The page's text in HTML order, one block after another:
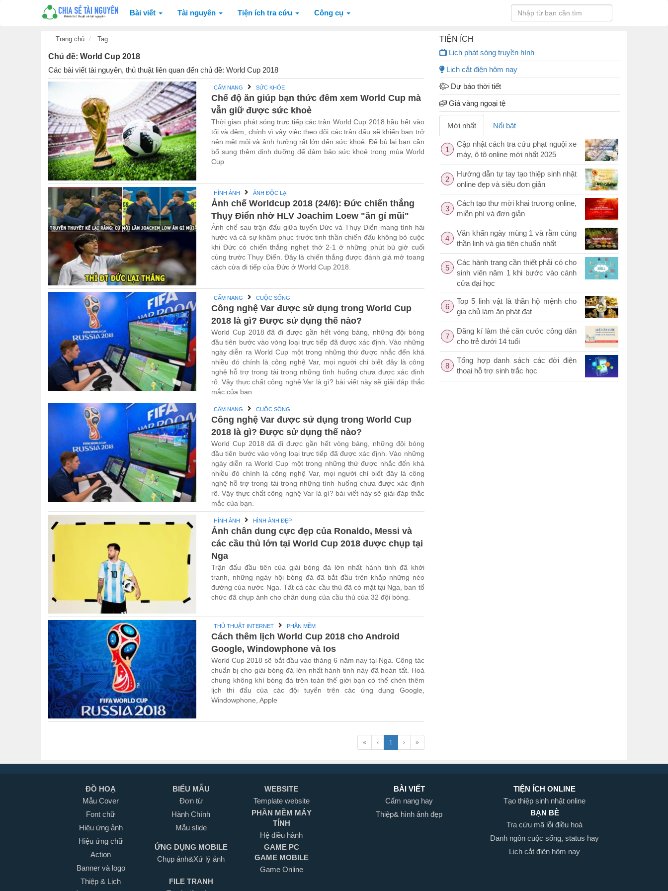
Bài viết Tài nguyên Tiện ích tra cứu Công cụ
Trang chủ Tag
Chủ đề: World Cup 2018
Các bài viết tài nguyên, thủ thuật liên quan đến chủ đề: World Cup 2018
CẨM NANG SỨC KHỎE
Chế độ ăn giúp bạn thức đêm xem World Cup mà
vẫn giữ được sức khoẻ
Thời gian phát sóng trực tiếp các trận World Cup 2018 hầu hết vào
tối và đêm, chính vì vậy việc theo dõi các trận đấu sẽ khiến bạn trở
nên mệt mỏi và ảnh hưởng rất lớn đến sức khoẻ. Để bù lại bạn cần
bổ sung thêm dinh dưỡng để đảm bảo sức khoẻ trong mùa World
Cup
HÌNH ẢNH ẢNH ĐỘC LẠ
Ảnh chế Worldcup 2018 (24/6): Đức chiến thắng
Thụy Điển nhờ HLV Joachim Loew "ăn gỉ mũi"
Ảnh chế sau trận đấu giữa tuyển Đức và Thụy Điển mang tính hài
hước và cả sự khâm phục trước tinh thần chiến đấu không bỏ cuộc
khi Đức có chiến thắng nghẹt thở 2-1 ở những phút bù giờ cuối
cùng trước Thụy Điển. Đây là chiến thắng được đánh giá mở toang
cách cửa đi tiếp của Đức ở World Cup 2018.
CẨM NANG CUỘC SỐNG
Công nghệ Var được sử dụng trong World Cup
2018 là gì? Được sử dụng thế nào?
World Cup 2018 đã đi được gần hết vòng bảng, những đội bóng
đầu tiên bước vào vòng loại trực tiếp đã được xác định. Vào những
ngày diễn ra World Cup một trong những thứ được nhắc đến khá
nhiều đó chính là công nghệ Var, mọi người chỉ biết đây là công
nghệ hỗ trợ trong tài trong những tình huống chưa được xác định
rõ. Vậy thực chất công nghệ Var là gì? bài viết này sẽ giải đáp thắc
mắc của bạn.
CẨM NANG CUỘC SỐNG
Công nghệ Var được sử dụng trong World Cup
2018 là gì? Được sử dụng thế nào?
World Cup 2018 đã đi được gần hết vòng bảng, những đội bóng
đầu tiên bước vào vòng loại trực tiếp đã được xác định. Vào những
ngày diễn ra World Cup một trong những thứ được nhắc đến khá
nhiều đó chính là công nghệ Var, mọi người chỉ biết đây là công
nghệ hỗ trợ trong tài trong những tình huống chưa được xác định
rõ. Vậy thực chất công nghệ Var là gì? bài viết này sẽ giải đáp thắc
mắc của bạn.
HÌNH ẢNH HÌNH ẢNH ĐẸP
Ảnh chân dung cực đẹp của Ronaldo, Messi và
các cầu thủ lớn tại World Cup 2018 được chụp tại
Nga
Trận đấu đầu tiên của giải bóng đá lớn nhất hành tinh đã khởi
tranh, những ngày hội bóng đá đã bắt đầu trên khắp những nẻo
đường của nước Nga. Tất cả các cầu thủ đã có mặt tại Nga, ban tổ
chức đã chụp ảnh cho chân dung của cầu thủ của 32 đội bóng.
THỦ THUẬT INTERNET PHẦN MỀM
Cách thêm lịch World Cup 2018 cho Android
Google, Windowphone và Ios
World Cup 2018 sẽ bắt đầu vào tháng 6 năm nay tại Nga. Công tác
chuẩn bị cho giải bóng đá lớn nhất hành tinh này đã hoàn tất. Hoà
chung không khí bóng đá trên toàn thế giới bạn có thể chèn thêm
lịch thi đấu của các đội tuyển trên các ứng dụng Google,
Windowphone, Apple
« ‹ 1 › »
TIỆN ÍCH
Lịch phát sóng truyền hình
Lịch cắt điện hôm nay
Dự báo thời tiết
Giá vàng ngoại tệ
Mới nhất Nổi bật
1
Cập nhật cách tra cứu phạt nguội xe
máy, ô tô online mới nhất 2025
2
Hướng dẫn tự tay tạo thiệp sinh nhật
online đẹp và siêu đơn giản
3
Cách tạo thư mời khai trương online,
miễn phí và đơn giản
4
Văn khấn ngày mùng 1 và rằm cúng
thần linh và gia tiên chuẩn nhất
5
Các hành trang cần thiết phải có cho
sinh viên năm 1 khi bước vào cánh
cửa đại học
6
Top 5 linh vật là thần hộ mệnh cho
gia chủ làm ăn phát đạt
7
Đăng kí làm thẻ căn cước công dân
cho trẻ dưới 14 tuổi
8
Tổng hợp danh sách các đời điện
thoại hỗ trợ sinh trắc học
ĐỒ HOẠ
Mẫu Cover
Font chữ
Hiệu ứng ảnh
Hiệu ứng chữ
Action
Banner và logo
Thiệp & Lịch
BIỂU MẪU
Đơn từ
Hành Chính
Mẫu slide
WEBSITE
Template website
PHẦN MỀM MÁY
TÍNH
Hệ điều hành
ỨNG DỤNG MOBILE
Chụp ảnh&Xứ lý ảnh
GAME PC
GAME MOBILE
Game Online
FILE TRANH
BÀI VIẾT
Cẩm nang hay
Thiệp& hình ảnh đẹp
TIỆN ÍCH ONLINE
Tạo thiệp sinh nhật online
BẠN BÈ
Tra cứu mã lỗi điều hoà
Danh ngôn cuộc sống, status hay
Lịch cắt điện hôm nay